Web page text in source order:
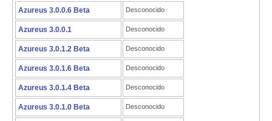
Azureus 3.0.0.6 Beta Desconocido
Azureus 3.0.0.1 Desconocido
Azureus 3.0.1.2 Beta Desconocido
Azureus 3.0.1.6 Beta Desconocido
Azureus 3.0.1.4 Beta Desconocido
Azureus 3.0.1.0 Beta Desconocido